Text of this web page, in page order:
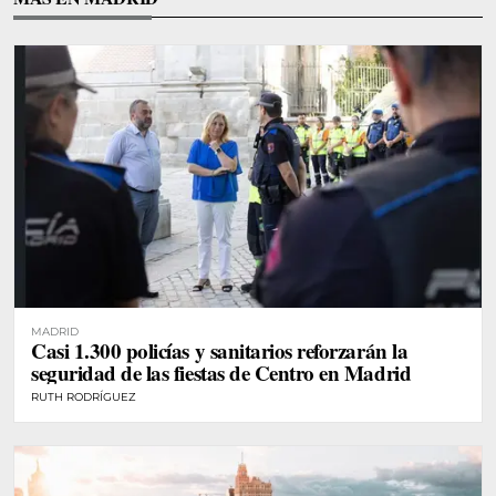
MADRID
Casi 1.300 policías y sanitarios reforzarán la
seguridad de las fiestas de Centro en Madrid
RUTH RODRÍGUEZ